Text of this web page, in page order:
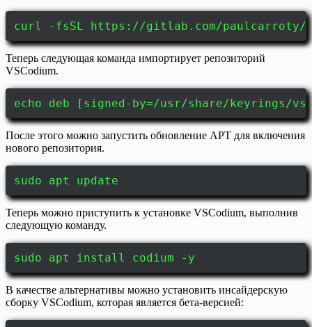
curl -fsSL https://gitlab.com/paulcarroty/
Теперь следующая команда импортирует репозиторий
VSCodium.
echo deb [signed-by=/usr/share/keyrings/
После этого можно запустить обновление APT для включения
нового репозитория.
sudo apt update
Теперь можно приступить к установке VSCodium, выполнив
следующую команду.
sudo apt install codium -y
В качестве альтернативы можно установить инсайдерскую
сборку VSCodium, которая является бета-версией: